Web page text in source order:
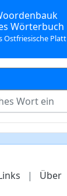
Wörterbuch
Ostfriesische Platt
| Über